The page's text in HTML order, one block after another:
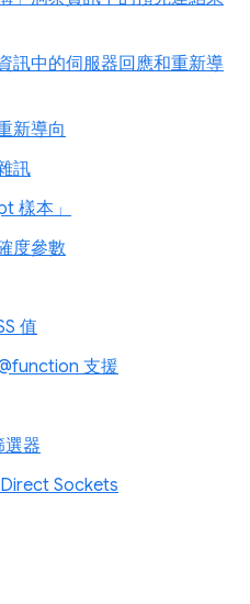
訊中的伺服器回應和重新導
新導向
訊
樣本」
度參數
值
支援
器
Sockets